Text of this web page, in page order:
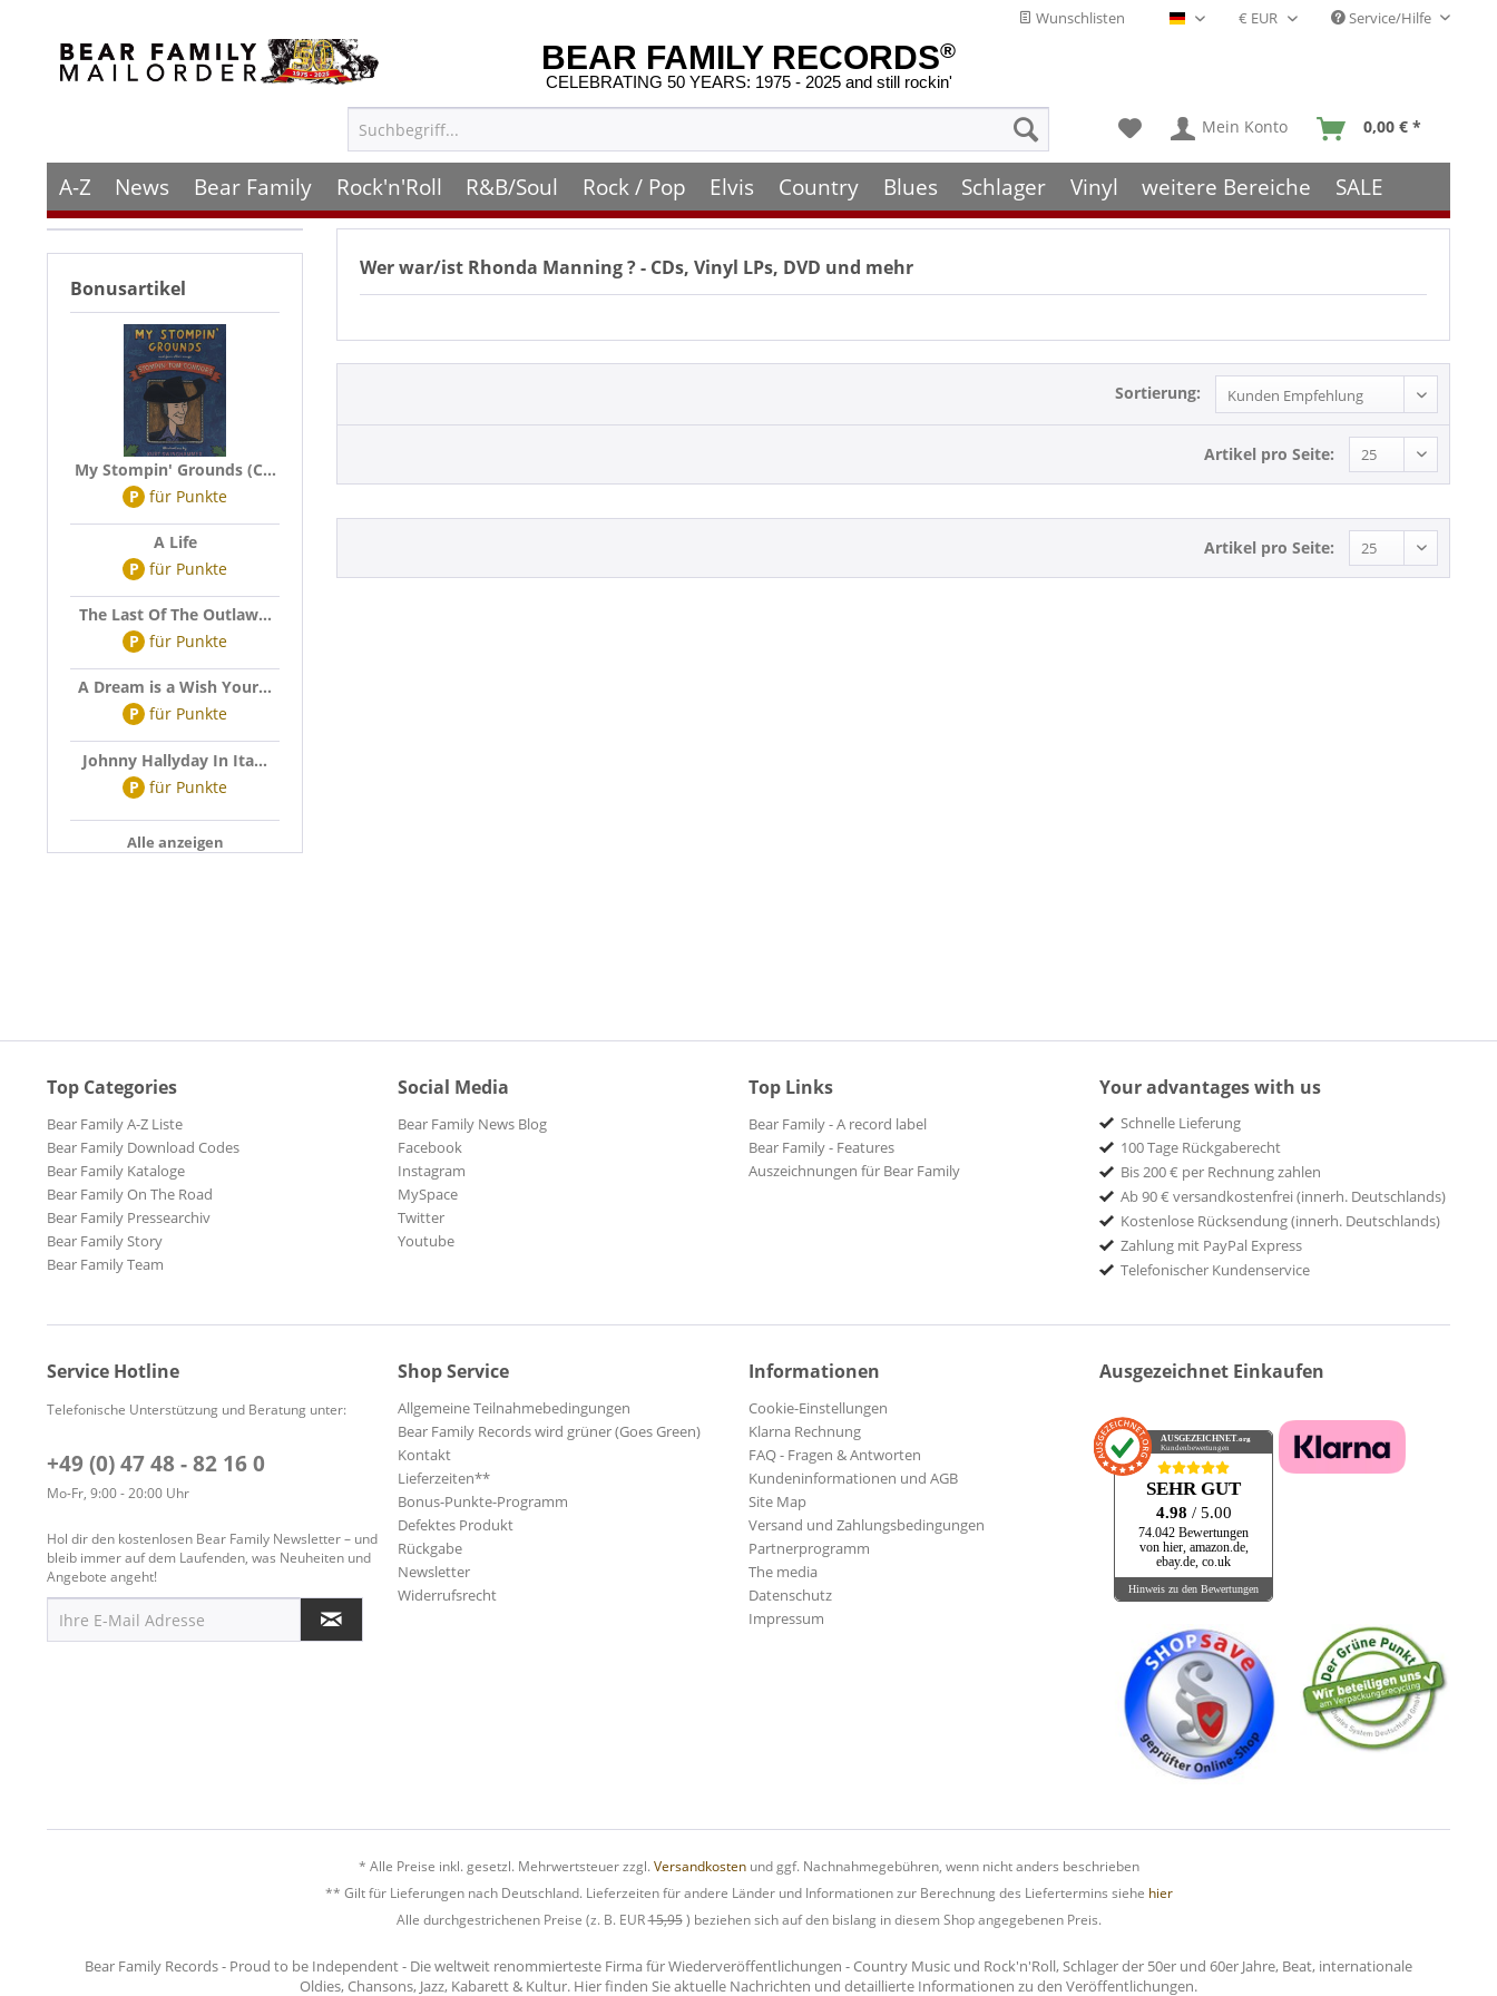
Wunschlisten Deutsch - DE Service/Hilfe
BEAR FAMILY RECORDS®
CELEBRATING 50 YEARS: 1975 - 2025 and still rockin'
Mein Konto 0,00 € *
A-Z News Bear Family Rock'n'Roll R&B/Soul Rock / Pop Elvis Country Blues Schlager Vinyl weitere Bereiche SALE
Bonusartikel
My Stompin' Grounds (C...
P für Punkte
A Life
P für Punkte
The Last Of The Outlaw...
P für Punkte
A Dream is a Wish Your...
P für Punkte
Johnny Hallyday In Ita...
P für Punkte
Alle anzeigen
Wer war/ist Rhonda Manning? - CDs, Vinyl LPs, DVD und mehr
Sortierung:
Artikel pro Seite:
Artikel pro Seite:
Top Categories
Bear Family A-Z Liste
Bear Family Download Codes
Bear Family Kataloge
Bear Family On The Road
Bear Family Pressearchiv
Bear Family Story
Bear Family Team
Social Media
Bear Family News Blog
Facebook
Instagram
MySpace
Twitter
Youtube
Top Links
Bear Family - A record label
Bear Family - Features
Auszeichnungen für Bear Family
Your advantages with us
Schnelle Lieferung
100 Tage Rückgaberecht
Bis 200 € per Rechnung zahlen
Ab 90 € versandkostenfrei (innerh. Deutschlands)
Kostenlose Rücksendung (innerh. Deutschlands)
Zahlung mit PayPal Express
Telefonischer Kundenservice
Service Hotline
Telefonische Unterstützung und Beratung unter:
+49 (0) 47 48 - 82 16 0
Mo-Fr, 9:00 - 20:00 Uhr
Hol dir den kostenlosen Bear Family Newsletter – und
bleib immer auf dem Laufenden, was Neuheiten und
Angebote angeht!
Shop Service
Allgemeine Teilnahmebedingungen
Bear Family Records wird grüner (Goes Green)
Kontakt
Lieferzeiten**
Bonus-Punkte-Programm
Defektes Produkt
Rückgabe
Newsletter
Widerrufsrecht
Informationen
Cookie-Einstellungen
Klarna Rechnung
FAQ - Fragen & Antworten
Kundeninformationen und AGB
Site Map
Versand und Zahlungsbedingungen
Partnerprogramm
The media
Datenschutz
Impressum
Ausgezeichnet Einkaufen
AUSGEZEICHNET.org
Kundenbewertungen
SEHR GUT
4.98 / 5.00
74.042 Bewertungen
von hier, amazon.de,
ebay.de, co.uk
Hinweis zu den Bewertungen
* Alle Preise inkl. gesetzl. Mehrwertsteuer zzgl. Versandkostenund ggf. Nachnahmegebühren, wenn nicht anders beschrieben
** Gilt für Lieferungen nach Deutschland. Lieferzeiten für andere Länder und Informationen zur Berechnung des Liefertermins siehe hier
Alle durchgestrichenen Preise (z. B. EUR15,95) beziehen sich auf den bislang in diesem Shop angegebenen Preis.
Bear Family Records - Proud to be Independent - Die weltweit renommierteste Firma für Wiederveröffentlichungen - Country Music und Rock'n'Roll, Schlager der 50er und 60er Jahre, Beat, internationale
Oldies, Chansons, Jazz, Kabarett & Kultur. Hier finden Sie aktuelle Nachrichten und detaillierte Informationen zu den Veröffentlichungen.